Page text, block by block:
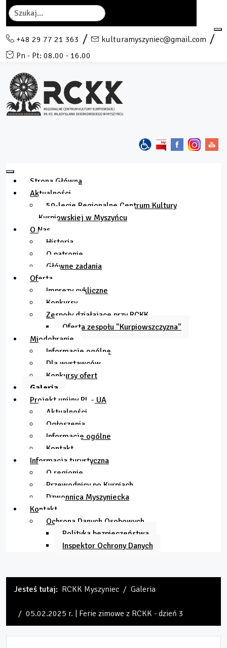
Szukaj
+48 29 77 21 363
kulturamyszyniec@gmail.com
Pn - Pt: 08.00 - 16.00
Strona Główna
Aktualności
50-lecie Regionalne Centrum Kultury
Kurpiowskiej w Myszyńcu
O Nas
Historia
O patronie
Główne zadania
Oferta
Imprezy cykliczne
Konkursy
Zespoły działające przy RCKK
Oferta zespołu "Kurpiowszczyzna"
Miodobranie
Informacje ogólne
Dla wystawców
Konkursy ofert
Galeria
Projekt unijny PL - UA
Aktualności
Ogłoszenia
Informacje ogólne
Kontakt
Informacja turystyczna
O regionie
Przewodnicy po Kurpiach
Dzwonnica Myszyniecka
Kontakt
Ochrona Danych Osobowych
Polityka bezpieczeństwa
Inspektor Ochrony Danych
Jesteś tutaj: RCKK Myszyniec Galeria
05.02.2025 r. | Ferie zimowe z RCKK - dzień 3